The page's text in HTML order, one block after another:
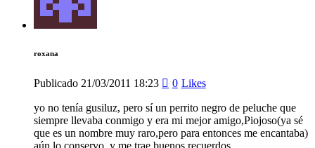
roxana
Publicado 21/03/2011 18:23 0 Likes
yo no tenía gusiluz, pero sí un perrito negro de peluche que
siempre llevaba conmigo y era mi mejor amigo,Piojoso(ya sé
que es un nombre muy raro,pero para entonces me encantaba)